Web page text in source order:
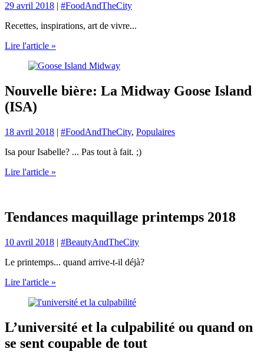
29 avril 2018 | #FoodAndTheCity
Recettes, inspirations, art de vivre...
Lire l'article »
Nouvelle bière: La Midway Goose Island
(ISA)
18 avril 2018 | #FoodAndTheCity, Populaires
Isa pour Isabelle? ... Pas tout à fait. ;)
Lire l'article »
Tendances maquillage printemps 2018
10 avril 2018 | #BeautyAndTheCity
Le printemps... quand arrive-t-il déjà?
Lire l'article »
L’université et la culpabilité ou quand on
se sent coupable de tout